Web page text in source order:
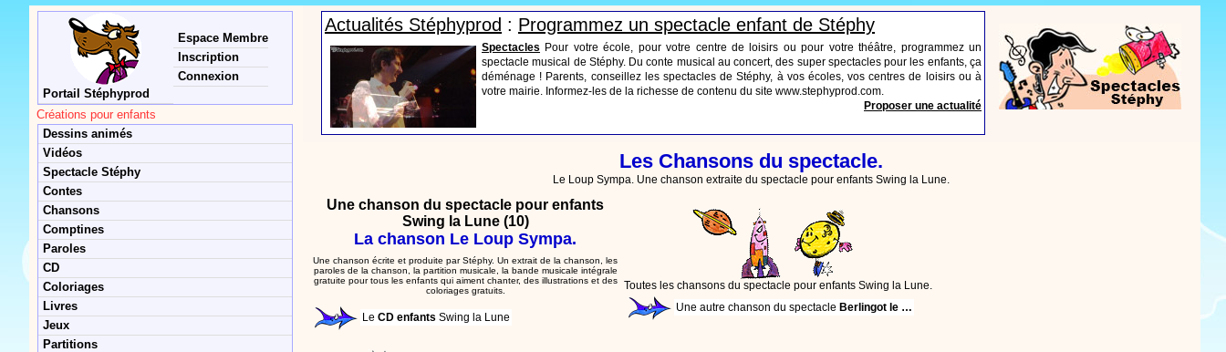
Portail Stéphyprod
Espace Membre
Inscription
Connexion
Créations pour enfants
Dessins animés
Vidéos
Spectacle Stéphy
Contes
Chansons
Comptines
Paroles
CD
Coloriages
Livres
Jeux
Partitions
Actualités Stéphyprod : Programmez un spectacle enfant de Stéphy
Spectacles Pour votre école, pour votre centre de loisirs ou pour votre théâtre, programmez un
spectacle musical de Stéphy. Du conte musical au concert, des super spectacles pour les enfants, ça
déménage ! Parents, conseillez les spectacles de Stéphy, à vos écoles, vos centres de loisirs ou à
votre mairie. Informez-les de la richesse de contenu du site www.stephyprod.com.
Proposer une actualité
Les Chansons du spectacle.
Le Loup Sympa. Une chanson extraite du spectacle pour enfants Swing la Lune.
Une chanson du spectacle pour enfants
Swing la Lune (10)
La chanson Le Loup Sympa.
Une chanson écrite et produite par Stéphy. Un extrait de la chanson, les
paroles de la chanson, la partition musicale, la bande musicale intégrale
gratuite pour tous les enfants qui aiment chanter, des illustrations et des
coloriages gratuits.
Le CD enfants Swing la Lune
Toutes les chansons du spectacle pour enfants Swing la Lune.
Une autre chanson du spectacle Berlingot le …